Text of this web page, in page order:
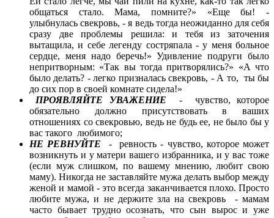
общаться стало. Мама, помните?» «Еще бы! -
улыбнулась свекровь, - я ведь тогда неожиданно для себя
сразу две проблемы решила: и тебя из заточения
вытащила, и себе легенду состряпала - у меня больное
сердце, меня надо беречь!» Удивление подруги было
непритворным: «Так вы тогда притворялись?» «А что
было делать? - легко призналась свекровь, - А то, ты бы
до сих пор в своей комнате сидела!»
ПРОЯВЛЯЙТЕ УВАЖЕНИЕ - чувство, которое
обязательно должно присутствовать в ваших
отношениях со свекровью, ведь не будь ее, не было бы у
вас такого любимого;
НЕ РЕВНУЙТЕ - ревность - чувство, которое может
возникнуть и у матери вашего избранника, и у вас тоже
(если муж слишком, по вашему мнению, любит свою
маму). Никогда не заставляйте мужа делать выбор между
женой и мамой - это всегда заканчивается плохо. Просто
любите мужа, и не держите зла на свекровь - мамам
часто бывает трудно осознать, что сын вырос и уже